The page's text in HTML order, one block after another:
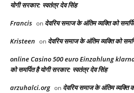
योगी सरकार: स्वतंत्र देव सिंह
Francis on देवरिय समाज के अंतिम व्यक्ति को
Kristeen on देवरिय समाज के अंतिम व्यक्ति को
online Casino 500 euro Einzahlung
को समर्पित है योगी सरकार: स्वतंत्र देव सिंह
arzuhalci.org on देवरिय समाज के अंतिम व्यक्ति